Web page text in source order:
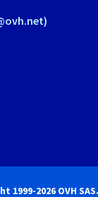
1999-2026 OVH SAS.